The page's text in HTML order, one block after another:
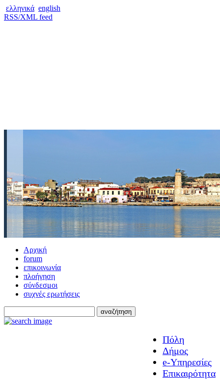
ελληνικά english
RSS/XML feed
Αρχική
forum
επικοινωνία
πλοήγηση
σύνδεσμοι
συχνές ερωτήσεις
Πόλη
Δήμος
e-Υπηρεσίες
Επικαιρότητα